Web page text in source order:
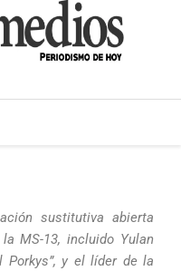
sustitutiva abierta
MS-13, incluido Yulan
Porkys”, y el líder de la